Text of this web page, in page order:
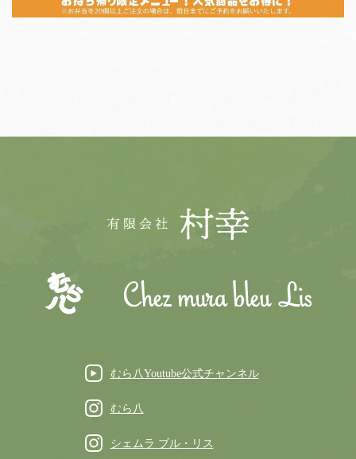
むら八Youtube公式チャンネル
むら八
シェムラ ブル・リス